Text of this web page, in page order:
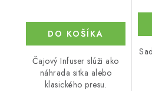
DO KOŠÍKA
Čajový Infuser slúži ako
náhrada sitka alebo
klasického presu.